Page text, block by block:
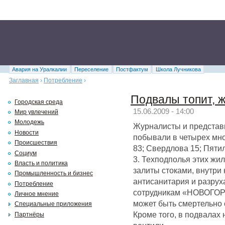
Авария на Уралкалии Переселение Постфактум
Школа Лучникова
Заглавная › Потребление ›
Подвалы топит,
15.06.2009 - 14:00
Журналисты и
побывали в четырех
83; Свердлова 15;
3. Техподполья этих
залиты стоками,
антисанитария и
сотрудникам
может быть смертельно
Кроме того, в подвалах
Городская среда
Мир увлечений
Молодежь
Новости
Происшествия
Социум
Власть и политика
Промышленность и бизнес
Потребление
Личное мнение
Специальные приложения
Партнёры